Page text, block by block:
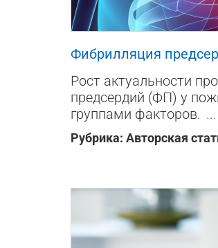
51884 5
Фибрилляция
Рост актуальности
предсердий (ФП) у
группами факторов. ...
Рубрика: Авторская